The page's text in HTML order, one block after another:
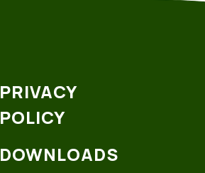
PRIVACY
POLICY
DOWNLOADS